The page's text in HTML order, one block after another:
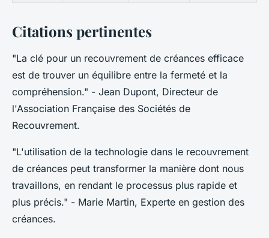
Citations pertinentes
"La clé pour un recouvrement de créances efficace
est de trouver un équilibre entre la fermeté et la
compréhension." - Jean Dupont, Directeur de
l'Association Française des Sociétés de
Recouvrement.
"L'utilisation de la technologie dans le recouvrement
de créances peut transformer la manière dont nous
travaillons, en rendant le processus plus rapide et
plus précis." - Marie Martin, Experte en gestion des
créances.